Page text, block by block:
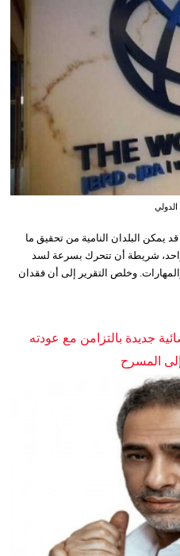
الدولي
يمكن البلدان النامية من تحقيق ما
شريطة أن تتحرك بسرعة لسد
وخلص التقرير إلى أن فقدان
جديدة بالتزامن مع عودته
المسرح